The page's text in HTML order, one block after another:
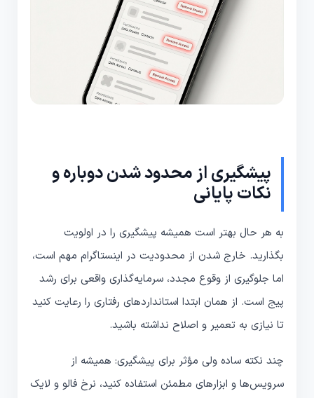
پیشگیری از محدود شدن دوباره و
نکات پایانی
به هر حال بهتر است همیشه پیشگیری را در اولویت
بگذارید. خارج شدن از محدودیت در اینستاگرام مهم است،
اما جلوگیری از وقوع مجدد، سرمایه‌گذاری واقعی برای رشد
پیج است. از همان ابتدا استانداردهای رفتاری را رعایت کنید
تا نیازی به تعمیر و اصلاح نداشته باشید.
چند نکته ساده ولی مؤثر برای پیشگیری: همیشه از
سرویس‌ها و ابزارهای مطمئن استفاده کنید، نرخ فالو و لایک